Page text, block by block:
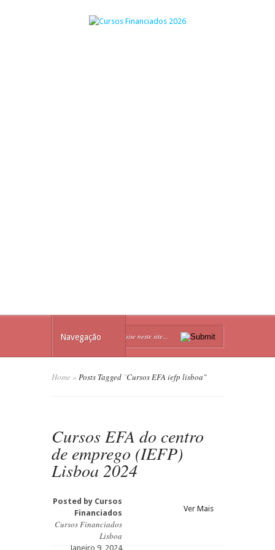
Navegação
Home » Posts Tagged "Cursos EFA iefp lisboa"
Cursos EFA do centro
de emprego (IEFP)
Lisboa 2024
Posted by Cursos
Financiados
Cursos Financiados
Lisboa
Janeiro 9, 2024
Ver Mais